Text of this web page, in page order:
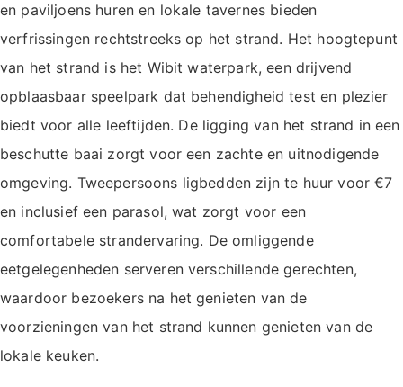
en paviljoens huren en lokale tavernes bieden
verfrissingen rechtstreeks op het strand. Het hoogtepunt
van het strand is het Wibit waterpark, een drijvend
opblaasbaar speelpark dat behendigheid test en plezier
biedt voor alle leeftijden. De ligging van het strand in een
beschutte baai zorgt voor een zachte en uitnodigende
omgeving. Tweepersoons ligbedden zijn te huur voor €7
en inclusief een parasol, wat zorgt voor een
comfortabele strandervaring. De omliggende
eetgelegenheden serveren verschillende gerechten,
waardoor bezoekers na het genieten van de
voorzieningen van het strand kunnen genieten van de
lokale keuken.